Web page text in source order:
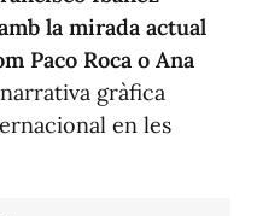
la mirada actual
Paco Roca o Ana
gràfica
en les